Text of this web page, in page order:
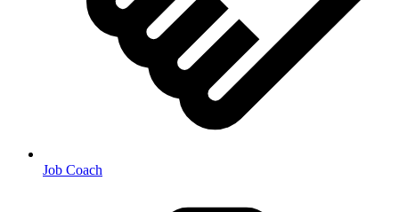
Job Coach